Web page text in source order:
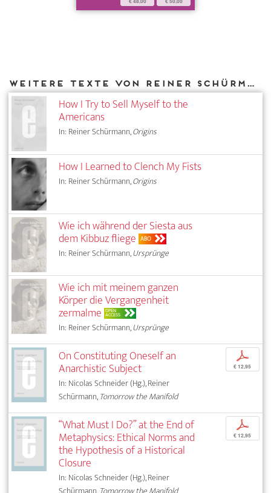
Weitere Texte von Reiner Schürmann bei DIAPHANES
How I Try to Sell Myself to the
Americans
In: Reiner Schürmann,Origins
How I Learned to Clench My Fists
In: Reiner Schürmann,Origins
Wie ich während der Siesta aus
dem Kibbuz fliege ABO
In: Reiner Schürmann,Ursprünge
Wie ich mit meinem ganzen
Körper die Vergangenheit
zermalme OPEN
ACCESS
In: Reiner Schürmann,Ursprünge
On Constituting Oneself an
Anarchistic Subject
In: Nicolas Schneider (Hg.), Reiner
Schürmann,Tomorrow the Manifold
p
€ 12,95
“What Must I Do?” at the End of
Metaphysics: Ethical Norms and
the Hypothesis of a Historical
Closure
In: Nicolas Schneider (Hg.), Reiner
p
€ 12,95